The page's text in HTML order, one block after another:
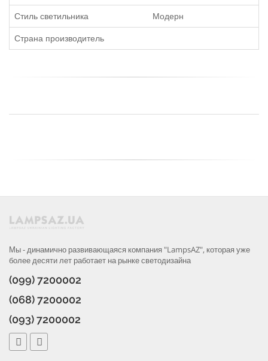
Стиль светильника
Модерн
Страна производитель
Мы - динамично развивающаяся компания "LampsAZ", которая уже
более десяти лет работает на рынке светодизайна
(099) 7200002
(068) 7200002
(093) 7200002